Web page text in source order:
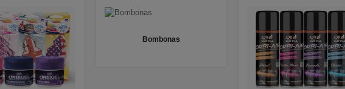
Bombonas